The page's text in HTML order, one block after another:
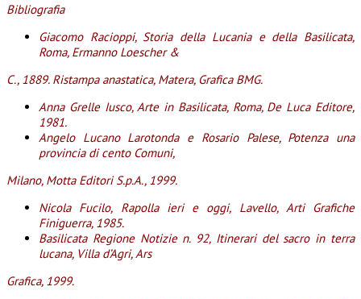
Bibliografia
Giacomo Racioppi, Storia della Lucania e della Basilicata,
Roma, Ermanno Loescher &
C., 1889. Ristampa anastatica, Matera, Grafica BMG.
Anna Grelle Iusco, Arte in Basilicata, Roma, De Luca Editore,
1981.
Angelo Lucano Larotonda e Rosario Palese, Potenza una
provincia di cento Comuni,
Milano, Motta Editori S.p.A., 1999.
Nicola Fucilo, Rapolla ieri e oggi, Lavello, Arti Grafiche
Finiguerra, 1985.
Basilicata Regione Notizie n. 92, Itinerari del sacro in terra
lucana, Villa d’Agri, Ars
Grafica, 1999.